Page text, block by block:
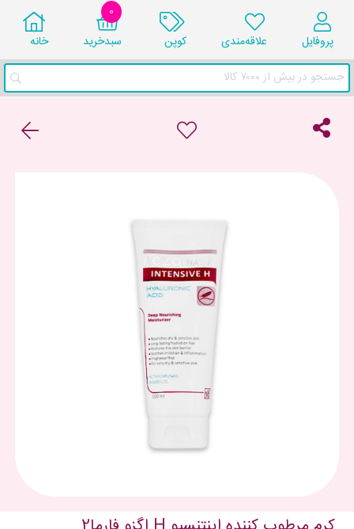
پروفایل علاقه‌مندی کوپن
0
سبد‌خرید
خانه
جستجو در بیش از ۷۰۰۰ کالا